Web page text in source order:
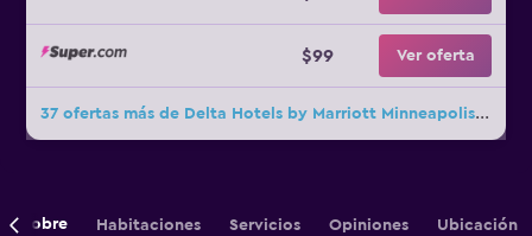
$99 Ver oferta
37 ofertas más de Delta Hotels by Marriott Minneapolis Northeast
Sobre Habitaciones Servicios Opiniones Ubicación